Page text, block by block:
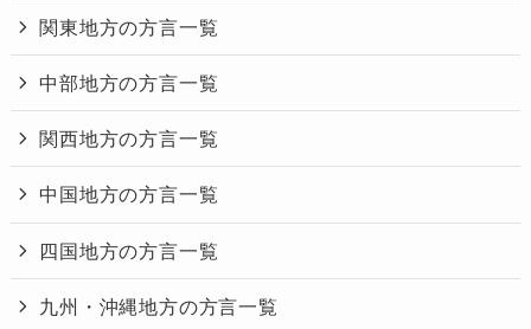
関東地方の方言一覧
中部地方の方言一覧
関西地方の方言一覧
中国地方の方言一覧
四国地方の方言一覧
九州・沖縄地方の方言一覧